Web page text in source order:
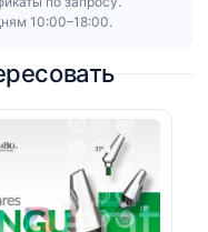
10:00–18:00.